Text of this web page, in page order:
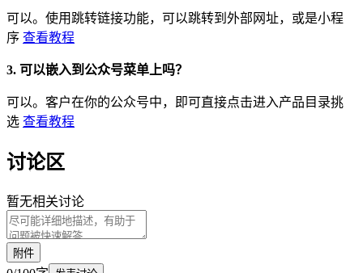
可以。使用跳转链接功能，可以跳转到外部网址，或是小程
序 查看教程
3. 可以嵌入到公众号菜单上吗？
可以。客户在你的公众号中，即可直接点击进入产品目录挑
选 查看教程
讨论区
暂无相关讨论
附件